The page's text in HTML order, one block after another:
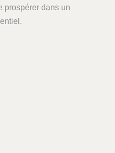
prospérer dans un